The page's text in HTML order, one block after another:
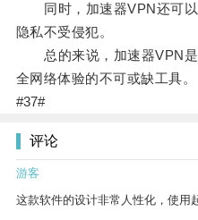
同时，加速器VPN还可以
隐私不受侵犯。
总的来说，加速器VPN是
全网络体验的不可或缺工具。
#37#
评论
游客
这款软件的设计非常人性化，使用